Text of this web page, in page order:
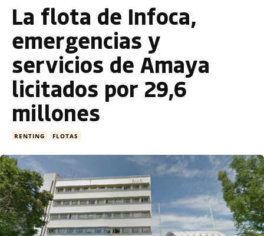
La flota de Infoca,
emergencias y
servicios de Amaya
licitados por 29,6
millones
RENTING FLOTAS